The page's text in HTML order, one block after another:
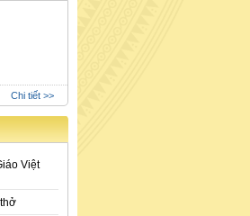
Chi tiết >>
Việt